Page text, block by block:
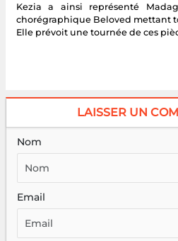
Kezia a ainsi représenté
chorégraphique Beloved mettant
Elle prévoit une tournée de ces
LAISSER UN
Nom
Email